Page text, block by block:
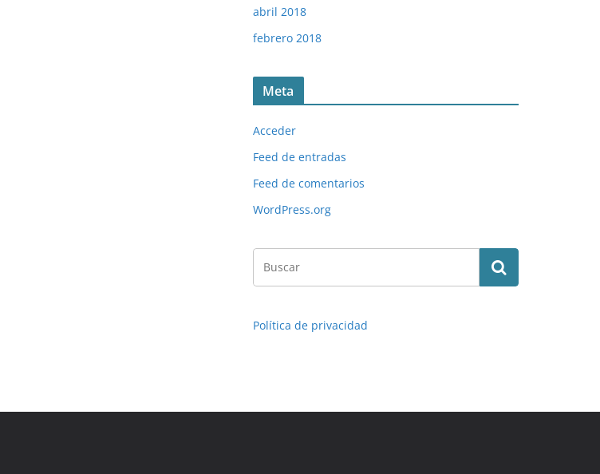
abril 2018
febrero 2018
Meta
Acceder
Feed de entradas
Feed de comentarios
WordPress.org
Política de privacidad